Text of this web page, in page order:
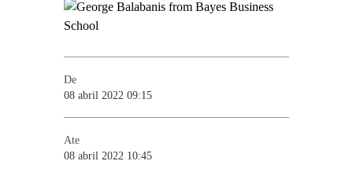
De
08 abril 2022 09:15
Ate
08 abril 2022 10:45